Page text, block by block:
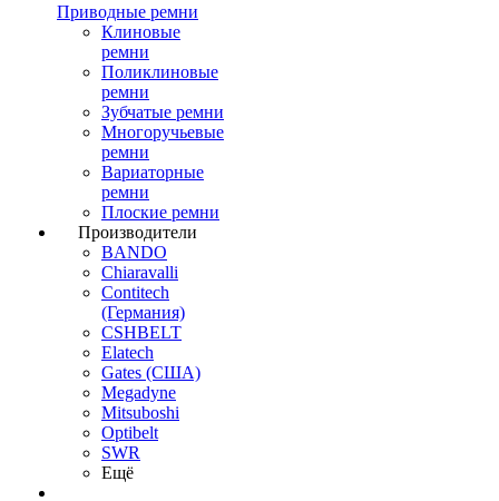
Приводные ремни
Клиновые
ремни
Поликлиновые
ремни
Зубчатые ремни
Многоручьевые
ремни
Вариаторные
ремни
Плоские ремни
Производители
BANDO
Chiaravalli
Contitech
(Германия)
CSHBELT
Elatech
Gates (США)
Megadyne
Mitsuboshi
Optibelt
SWR
Ещё